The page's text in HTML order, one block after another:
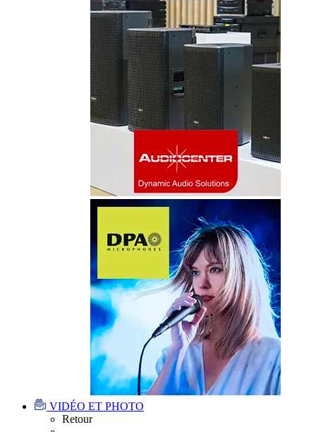
VIDÉO ET PHOTO
Retour